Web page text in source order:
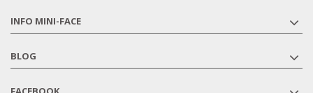
INFO MINI-FACE
BLOG